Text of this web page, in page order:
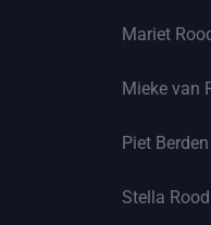
Mariet
Mieke van
Piet
Stella